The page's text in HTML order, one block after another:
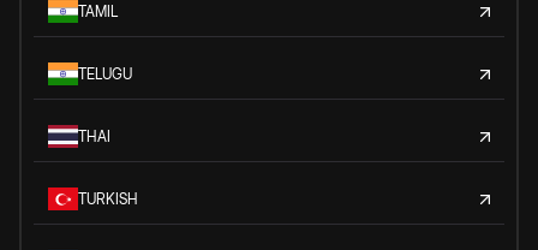
TAMIL
TELUGU
THAI
TURKISH